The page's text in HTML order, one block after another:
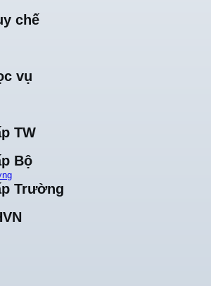
chế
vụ
TW
Bộ
Trường